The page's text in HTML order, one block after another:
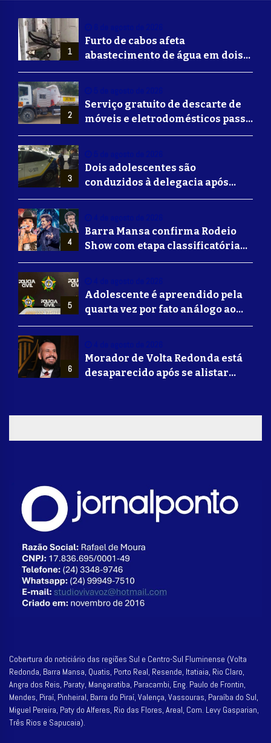
1
Furto de cabos afeta
abastecimento de água em dois
bairros de Volta Redonda
2
Serviço gratuito de descarte de
móveis e eletrodomésticos passa
a ser oferecido em Volta
3
Dois adolescentes são
conduzidos à delegacia após
suposta agressão a idoso em
4
Barra Mansa confirma Rodeio
Show com etapa classificatória
para Barretos e grandes nomes
5
Adolescente é apreendido pela
quarta vez por fato análogo ao
tráfico de drogas durante
Barra Mansa
6
Morador de Volta Redonda está
desaparecido após se alistar
Cobertura do noticiário das regiões Sul e Centro-Sul Fluminense (Volta
Redonda, Barra Mansa, Quatis, Porto Real, Resende, Itatiaia, Rio Claro,
Angra dos Reis, Paraty, Mangaratiba, Paracambi, Eng. Paulo de Frontin,
Mendes, Piraí, Pinheiral, Barra do Piraí, Valença, Vassouras, Paraíba do Sul,
Miguel Pereira, Paty do Alferes, Rio das Flores, Areal, Com. Levy Gasparian,
Três Rios e Sapucaia).